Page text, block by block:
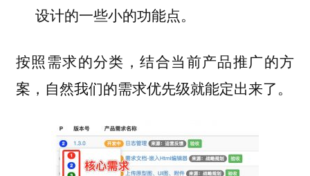
设计的一些小的功能点。
按照需求的分类，结合当前产品推广的方
案，自然我们的需求优先级就能定出来了。